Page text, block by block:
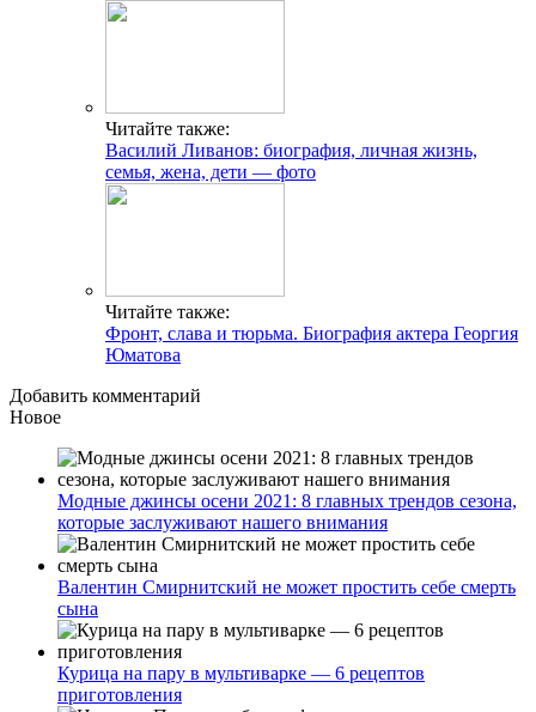
Читайте также:
Василий Ливанов: биография, личная жизнь,
семья, жена, дети — фото
Читайте также:
Фронт, слава и тюрьма. Биография актера Георгия
Юматова
Добавить комментарий
Новое
Модные джинсы осени 2021: 8 главных трендов сезона,
которые заслуживают нашего внимания
Валентин Смирнитский не может простить себе смерть
сына
Курица на пару в мультиварке — 6 рецептов
приготовления